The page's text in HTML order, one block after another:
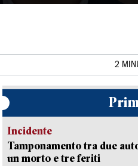
2
Incidente
Tamponamento tra due
un morto e tre feriti